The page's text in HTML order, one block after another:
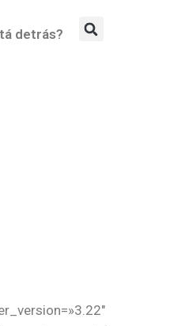
detrás? Buscar